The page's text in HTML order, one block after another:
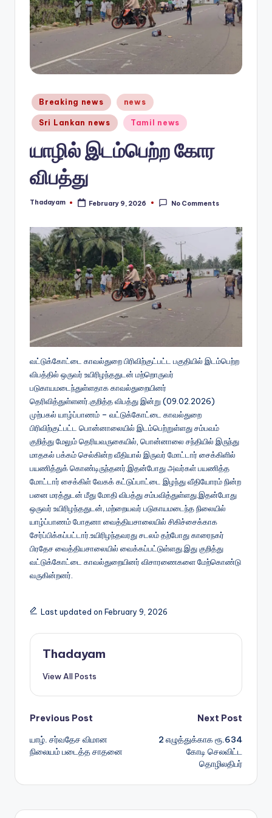
Posted
in
Breaking news news
Sri Lankan news Tamil news
யாழில் இடம்பெற்ற கோர
விபத்து
Posted
Thadayam February 9, 2026 No Comments
வட்டுக்கோட்டை காவல்துறை பிரிவிற்குட்பட்ட பகுதியில் இடம்பெற்ற
விபத்தில் ஒருவர் உயிரிழந்ததுடன் மற்றொருவர்
படுகாயமடைந்துள்ளதாக காவல்துறையினர்
தெரிவித்துள்ளனர்.குறித்த விபத்து இன்று (09.02.2026)
முற்பகல் யாழ்ப்பாணம் – வட்டுக்கோட்டை காவல்துறை
பிரிவிற்குட்பட்ட பொன்னாலையில் இடம்பெற்றுள்ளது சம்பவம்
குறித்து மேலும் தெரியவருகையில், பொன்னாலை சந்தியில் இருந்து
மாதகல் பக்கம் செல்கின்ற வீதியால் இருவர் மோட்டார் சைக்கிளில்
பயணித்துக் கொண்டிருந்தனர்.இதன்போது அவர்கள் பயணித்த
மோட்டார் சைக்கிள் வேகக் கட்டுப்பாட்டை இழந்து வீதியோரம் நின்ற
பனை மரத்துடன் மீது மோதி விபத்து சம்பவித்துள்ளது.இதன்போது
ஒருவர் உயிரிழந்ததுடன், மற்றையவர் படுகாயமடைந்த நிலையில்
யாழ்ப்பாணம் போதனா வைத்தியசாலையில் சிகிச்சைக்காக
சேர்ப்பிக்கப்பட்டார்.உயிரிழந்தவரது சடலம் தற்போது காரைநகர்
பிரதேச வைத்தியசாலையில் வைக்கப்பட்டுள்ளது.இது குறித்து
வட்டுக்கோட்டை காவல்துறையினர் விசாரணைகளை மேற்கொண்டு
வருகின்றனர்.
Last updated on February 9, 2026
Thadayam
View All Posts
Post
navigation
Previous Post
யாழ். சர்வதேச விமான
நிலையம் படைத்த சாதனை
Next Post
2 எழுத்துக்காக ரூ.634
கோடி செலவிட்ட
தொழிலதிபர்